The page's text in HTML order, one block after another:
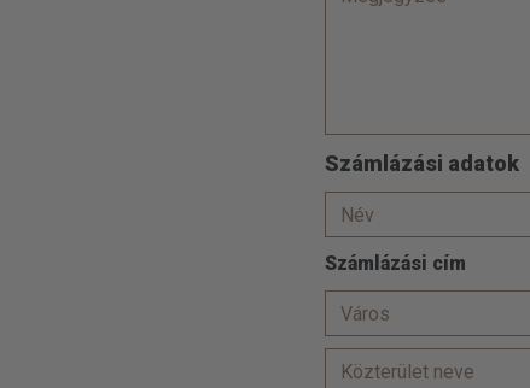
Számlázási adatok
Számlázási cím